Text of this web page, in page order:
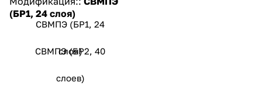
(БР1, 24 слоя)
СВМПЭ (БР1, 24
слоя)
СВМПЭ (БР2, 40
слоев)